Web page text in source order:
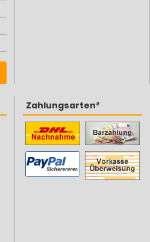
Zahlungsarten²